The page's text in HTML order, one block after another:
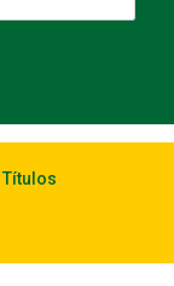
Títulos